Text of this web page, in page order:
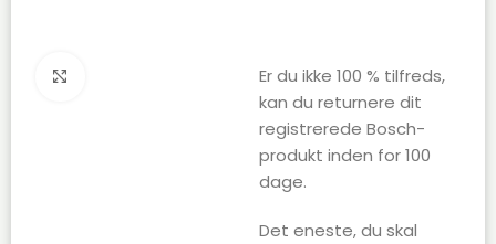
Er du ikke 100 % tilfreds,
kan du returnere dit
registrerede Bosch-
produkt inden for 100
dage.
Det eneste, du skal